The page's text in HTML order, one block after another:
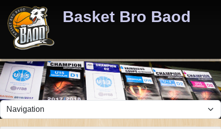
Basket Bro Baod
Panneau de gestion des cookies